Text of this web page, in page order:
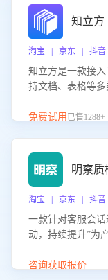
知立方
淘宝 | 京东 | 抖
知立方是一款接入
持文档、表格等
识支持，帮助用户
免费试用 已售1288+
明察质
淘宝 | 京东 | 抖音
一款针对客服会
动，持续提升”为
升客服团队的销服
咨询获取报价